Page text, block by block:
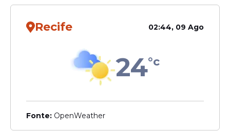
“O alerta apresenta orientações para
profissionais de saúde, fabricantes de
Recife 02:44, 09 Ago
24°c
Fonte: OpenWeather